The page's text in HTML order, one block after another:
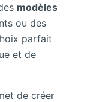
modèles
ou des
parfait
et de
de créer